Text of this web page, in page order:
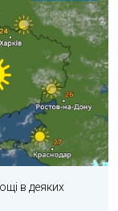
в деяких